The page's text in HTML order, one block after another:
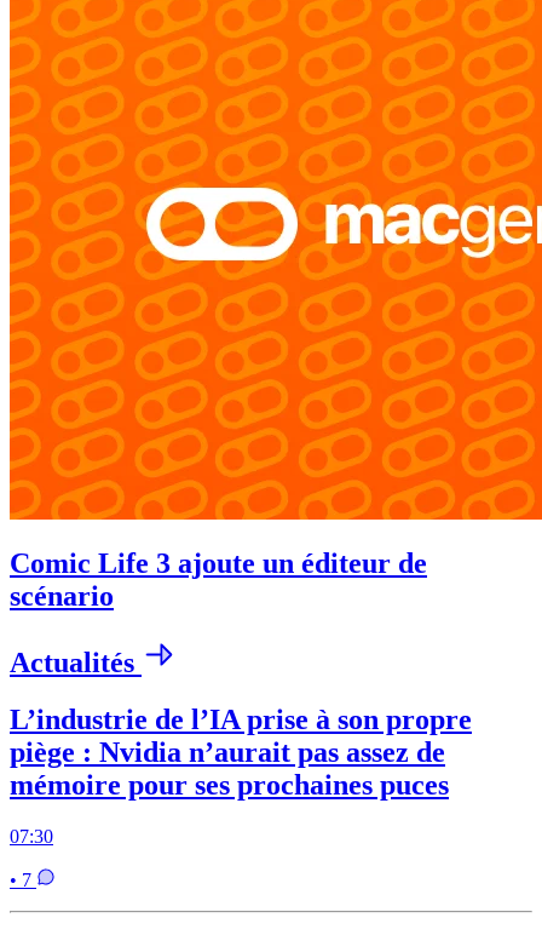
Comic Life 3 ajoute un éditeur de
scénario
Actualités
L’industrie de l’IA prise à son propre
piège : Nvidia n’aurait pas assez de
mémoire pour ses prochaines puces
07:30
• 7